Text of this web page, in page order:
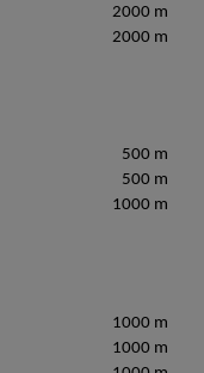
2000 m
2000 m
500 m
500 m
1000 m
1000 m
1000 m